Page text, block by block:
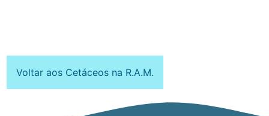
Voltar aos Cetáceos na R.A.M.